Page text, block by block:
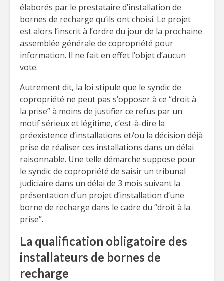
élaborés par le prestataire d’installation de
bornes de recharge qu’ils ont choisi. Le projet
est alors l’inscrit à l’ordre du jour de la prochaine
assemblée générale de copropriété pour
information. Il ne fait en effet l’objet d’aucun
vote.
Autrement dit, la loi stipule que le syndic de
copropriété ne peut pas s’opposer à ce “droit à
la prise” à moins de justifier ce refus par un
motif sérieux et légitime, c’est-à-dire la
préexistence d’installations et/ou la décision déjà
prise de réaliser ces installations dans un délai
raisonnable. Une telle démarche suppose pour
le syndic de copropriété de saisir un tribunal
judiciaire dans un délai de 3 mois suivant la
présentation d’un projet d’installation d’une
borne de recharge dans le cadre du “droit à la
prise”.
La qualification obligatoire des
installateurs de bornes de
recharge